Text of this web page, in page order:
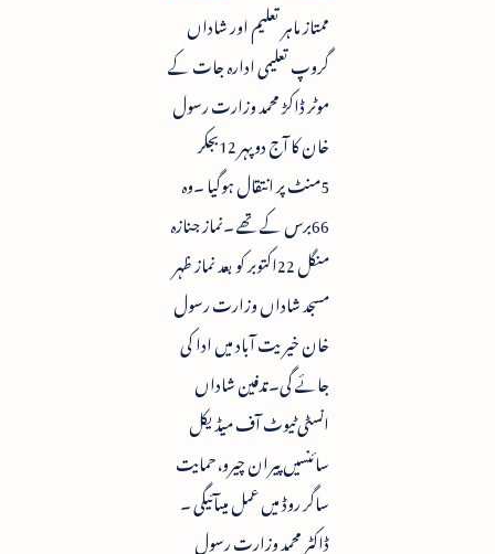
ممتاز ماہر تعلیم اور شاداں
گروپ تعلیمی ادارہ جات کے
موٹر ڈاکڑ محمد وزارت رسول
خان کا آج دوپہر 12بجکر
5منٹ پر انتقال ہوگیا ۔وہ
66برس کے تھے ۔نماز جنازہ
منگل 22اکتوبر کو بعد نماز ظہر
مسجد شاداں وزارت رسول
خان خیریت آباد میں ادا کی
جائے گی۔تدفین شاداں
انسٹی ٹیوٹ آف میڈیکل
سائنسیں پیران چیرو،حمایت
ساگر روڈ میں عمل میںآئیگی ۔
ڈاکٹر محمد وزارت رسول